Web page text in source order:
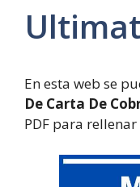
En esta web se
De Carta De
PDF para